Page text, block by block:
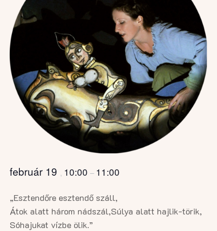
február 19 , 10:00 – 11:00
„Esztendőre esztendő száll,
Átok alatt három nádszál,Súlya alatt hajlik-törik,
Sóhajukat vízbe ölik.”